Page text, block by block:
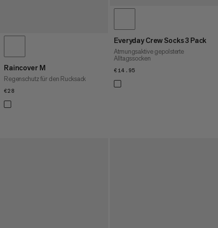
Raincover M
Regenschutz für den Rucksack
€28
Everyday Crew Socks 3 Pack
Atmungsaktive gepolsterte
Alltagssocken
€14.95